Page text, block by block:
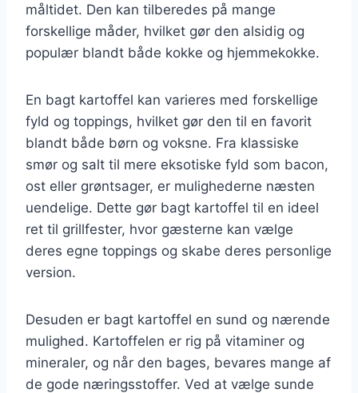
måltidet. Den kan tilberedes på mange
forskellige måder, hvilket gør den alsidig og
populær blandt både kokke og hjemmekokke.
En bagt kartoffel kan varieres med forskellige
fyld og toppings, hvilket gør den til en favorit
blandt både børn og voksne. Fra klassiske
smør og salt til mere eksotiske fyld som bacon,
ost eller grøntsager, er mulighederne næsten
uendelige. Dette gør bagt kartoffel til en ideel
ret til grillfester, hvor gæsterne kan vælge
deres egne toppings og skabe deres personlige
version.
Desuden er bagt kartoffel en sund og nærende
mulighed. Kartoffelen er rig på vitaminer og
mineraler, og når den bages, bevares mange af
de gode næringsstoffer. Ved at vælge sunde